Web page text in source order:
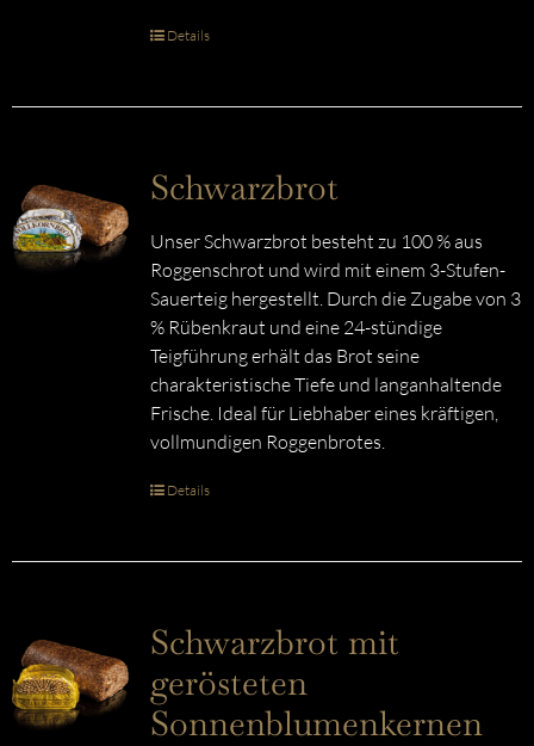
Details
Schwarzbrot
Unser Schwarzbrot besteht zu 100 % aus
Roggenschrot und wird mit einem 3-Stufen-
Sauerteig hergestellt. Durch die Zugabe von 3
% Rübenkraut und eine 24-stündige
Teigführung erhält das Brot seine
charakteristische Tiefe und langanhaltende
Frische. Ideal für Liebhaber eines kräftigen,
vollmundigen Roggenbrotes.
Details
Schwarzbrot mit
gerösteten
Sonnenblumenkernen